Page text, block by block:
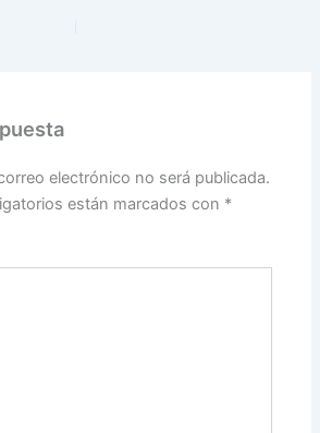
electrónico no será publicada.
están marcados con *